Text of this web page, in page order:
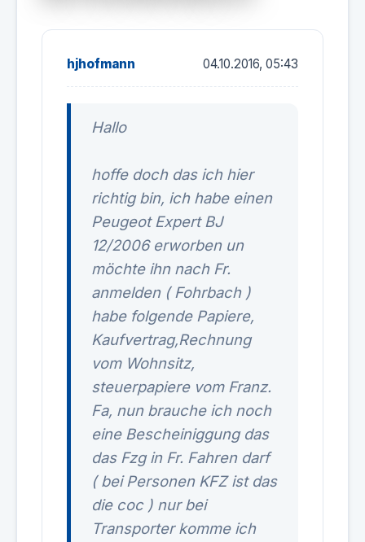
hjhofmann 04.10.2016, 05:43
Hallo
hoffe doch das ich hier
richtig bin, ich habe einen
Peugeot Expert BJ
12/2006 erworben un
möchte ihn nach Fr.
anmelden ( Fohrbach )
habe folgende Papiere,
Kaufvertrag,Rechnung
vom Wohnsitz,
steuerpapiere vom Franz.
Fa, nun brauche ich noch
eine Bescheiniggung das
das Fzg in Fr. Fahren darf
( bei Personen KFZ ist das
die coc ) nur bei
Transporter komme ich